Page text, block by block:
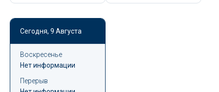
Сегодня, 9 Августа
Воскресенье
Нет информации
Перерыв